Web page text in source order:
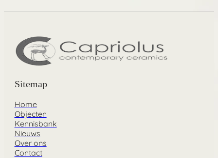
Sitemap
Home
Objecten
Kennisbank
Nieuws
Over ons
Contact